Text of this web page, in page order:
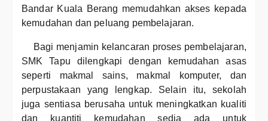
Bandar Kuala Berang memudahkan akses kepada
kemudahan dan peluang pembelajaran.
Bagi menjamin kelancaran proses pembelajaran,
SMK Tapu dilengkapi dengan kemudahan asas
seperti makmal sains, makmal komputer, dan
perpustakaan yang lengkap. Selain itu, sekolah
juga sentiasa berusaha untuk meningkatkan kualiti
dan kuantiti kemudahan sedia ada untuk